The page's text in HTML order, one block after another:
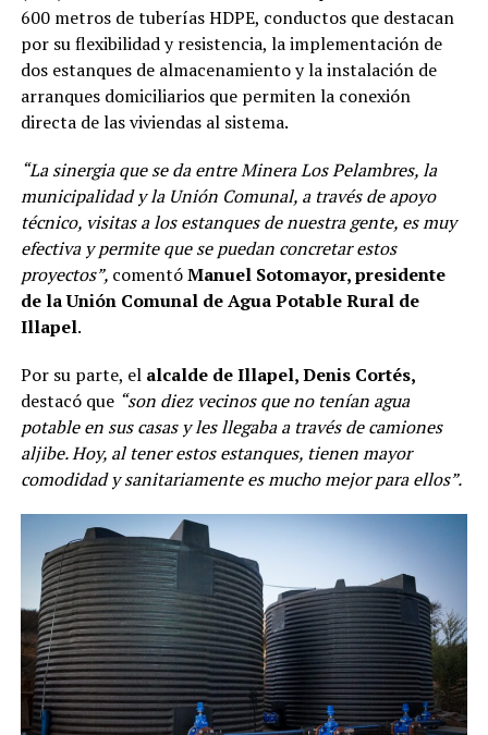
600 metros de tuberías HDPE, conductos que destacan
por su flexibilidad y resistencia, la implementación de
dos estanques de almacenamiento y la instalación de
arranques domiciliarios que permiten la conexión
directa de las viviendas al sistema.
“La sinergia que se da entre Minera Los Pelambres, la
municipalidad y la Unión Comunal, a través de apoyo
técnico, visitas a los estanques de nuestra gente, es muy
efectiva y permite que se puedan concretar estos
proyectos”, comentóManuel Sotomayor, presidente
de la Unión Comunal de Agua Potable Rural de
Illapel.
Por su parte, el alcalde de Illapel, Denis Cortés,
destacó que “son diez vecinos que no tenían agua
potable en sus casas y les llegaba a través de camiones
aljibe. Hoy, al tener estos estanques, tienen mayor
comodidad y sanitariamente es mucho mejor para ellos”.